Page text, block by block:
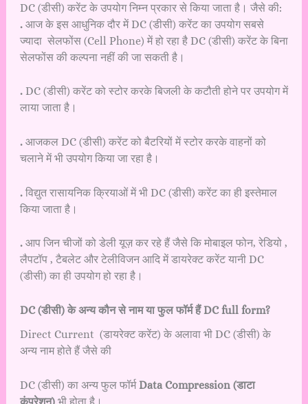
DC (डीसी) करेंट के उपयोग निम्न प्रकार से किया जाता है। जैसे की:
.आज के इस आधुनिक दौर में DC (डीसी) करेंट का उपयोग सबसे
ज्यादा सेलफोंस (Cell Phone) में हो रहा है DC (डीसी) करेंट के बिना
सेलफोंस की कल्पना नहीं की जा सकती है।
. DC (डीसी) करेंट को स्टोर करके बिजली के कटौती होने पर उपयोग में
लाया जाता है।
.आजकल DC (डीसी) करेंट को बैटरियों में स्टोर करके वाहनों को
चलाने में भी उपयोग किया जा रहा है।
.विद्युत रासायनिक क्रियाओं में भी DC (डीसी) करेंट का ही इस्तेमाल
किया जाता है।
.आप जिन चीजों को डेली यूज़ कर रहे हैं जैसे कि मोबाइल फोन, रेडियो ,
लैपटॉप , टैबलेट और टेलीविजन आदि में डायरेक्ट करेंट यानी DC
(डीसी) का ही उपयोग हो रहा है।
DC (डीसी) के अन्य कौन से नाम या फुल फॉर्म हैं DC full form?
Direct Current (डायरेक्ट करेंट) के अलावा भी DC (डीसी) के
अन्य नाम होते हैं जैसे की
DC (डीसी) का अन्य फुल फॉर्म Data Compression (डाटा
कंप्रेशन)भी होता है।